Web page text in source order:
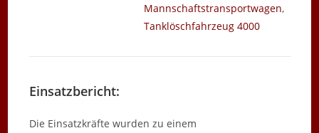
Mannschaftstransportwagen,
Tanklöschfahrzeug 4000
Einsatzbericht:
Die Einsatzkräfte wurden zu einem